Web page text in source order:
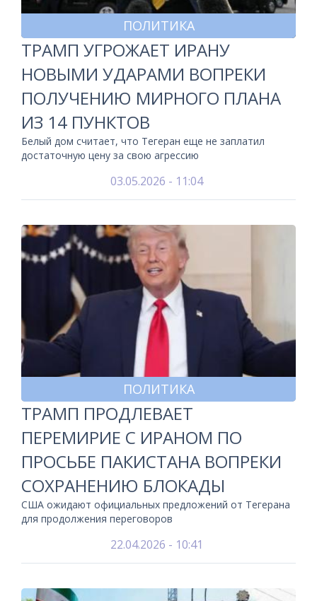
ПОЛИТИКА
ТРАМП УГРОЖАЕТ ИРАНУ
НОВЫМИ УДАРАМИ ВОПРЕКИ
ПОЛУЧЕНИЮ МИРНОГО ПЛАНА
ИЗ 14 ПУНКТОВ
Белый дом считает, что Тегеран еще не заплатил
достаточную цену за свою агрессию
03.05.2026 - 11:04
ПОЛИТИКА
ТРАМП ПРОДЛЕВАЕТ
ПЕРЕМИРИЕ С ИРАНОМ ПО
ПРОСЬБЕ ПАКИСТАНА ВОПРЕКИ
СОХРАНЕНИЮ БЛОКАДЫ
США ожидают официальных предложений от Тегерана
для продолжения переговоров
22.04.2026 - 10:41